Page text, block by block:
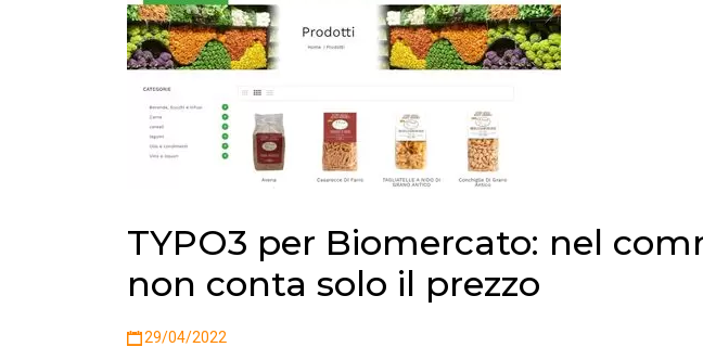
TYPO3 per Biomercato: nel
non conta solo il prezzo
29/04/2022